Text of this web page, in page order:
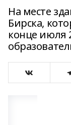
На месте
Бирска,
конце июля